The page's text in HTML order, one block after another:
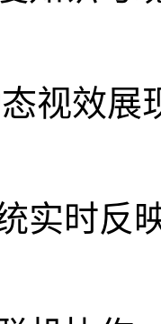
视效展
实时反